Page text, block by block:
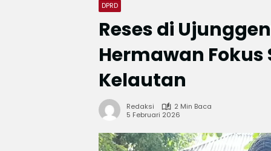
DPRD
Reses di
Hermawan Fokus
Kelautan
Redaksi
2 Min Baca
5 Februari 2026